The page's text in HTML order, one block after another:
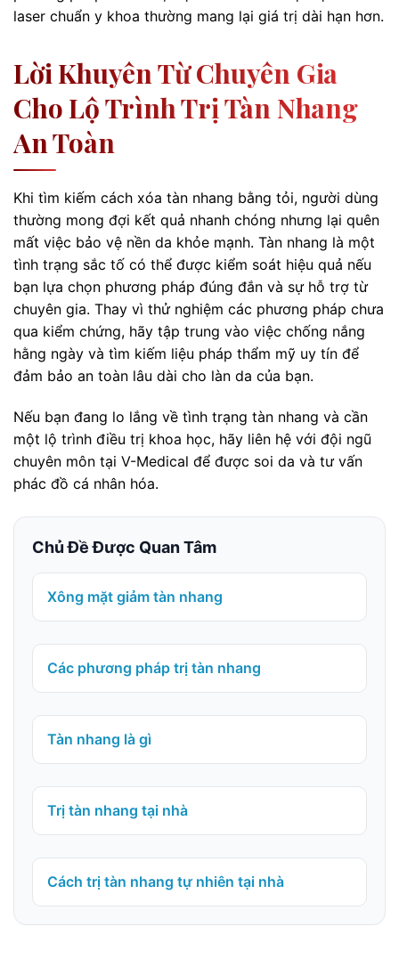
laser chuẩn y khoa thường mang lại giá trị dài hạn hơn.
Lời Khuyên Từ Chuyên Gia
Cho Lộ Trình Trị Tàn Nhang
An Toàn
Khi tìm kiếm cách xóa tàn nhang bằng tỏi, người dùng
thường mong đợi kết quả nhanh chóng nhưng lại quên
mất việc bảo vệ nền da khỏe mạnh. Tàn nhang là một
tình trạng sắc tố có thể được kiểm soát hiệu quả nếu
bạn lựa chọn phương pháp đúng đắn và sự hỗ trợ từ
chuyên gia. Thay vì thử nghiệm các phương pháp chưa
qua kiểm chứng, hãy tập trung vào việc chống nắng
hằng ngày và tìm kiếm liệu pháp thẩm mỹ uy tín để
đảm bảo an toàn lâu dài cho làn da của bạn.
Nếu bạn đang lo lắng về tình trạng tàn nhang và cần
một lộ trình điều trị khoa học, hãy liên hệ với đội ngũ
chuyên môn tại V-Medical để được soi da và tư vấn
phác đồ cá nhân hóa.
Chủ Đề Được Quan Tâm
Xông mặt giảm tàn nhang
Các phương pháp trị tàn nhang
Tàn nhang là gì
Trị tàn nhang tại nhà
Cách trị tàn nhang tự nhiên tại nhà